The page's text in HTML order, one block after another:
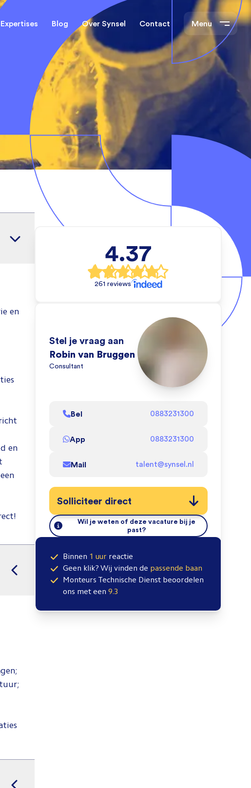
Mechanical Engineers
Monteurs Technische
Installatietechniek
Operators
Expertises
Mechanical Engineers
Monteurs Technische
Dienst
Blog Over Synsel Contact Menu
en
en
4.37
261 reviews
Stel je vraag aan
Robin van Bruggen
Consultant
Bel 0883231300
App 0883231300
Mail talent@synsel.nl
Solliciteer direct
Wil je weten of deze vacature bij je
past?
Binnen 1 uur reactie
Geen klik? Wij vinden de passende baan
Monteurs Technische Dienstbeoordelen
ons met een 9.3